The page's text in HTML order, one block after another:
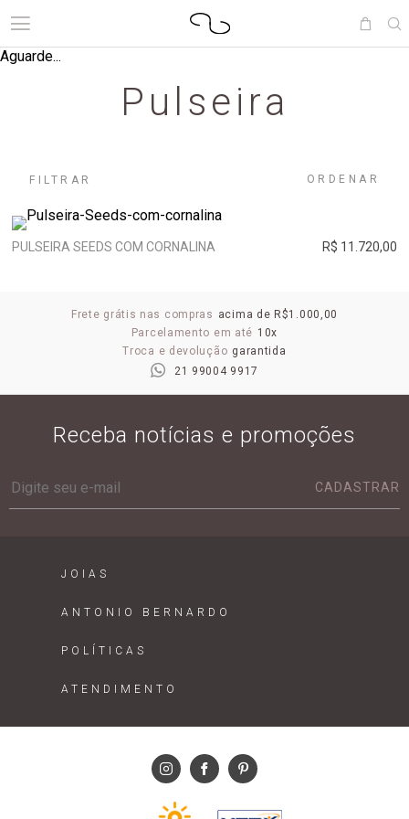
Aguarde...
Pulseira
FILTRAR ORDENAR
PULSEIRA SEEDS COM CORNALINA R$ 11.720,00
Frete grátis nas compras acima de R$1.000,00
Parcelamento em até 10x
Troca e devolução garantida
21 99004 9917
Receba notícias e promoções
CADASTRAR
JOIAS
ANTONIO BERNARDO
POLÍTICAS
ATENDIMENTO